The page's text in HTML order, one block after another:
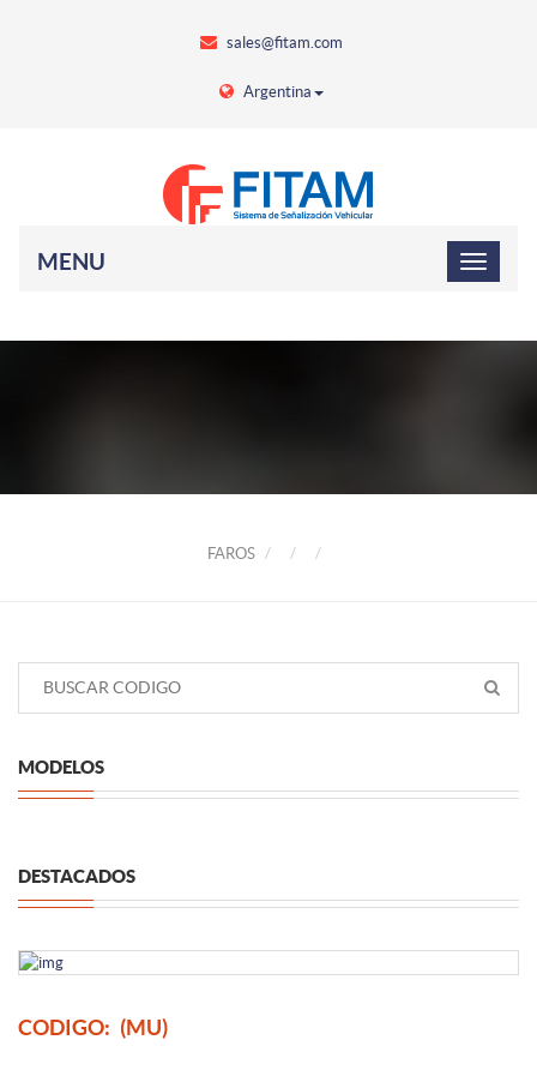
sales@fitam.com
Argentina
MENU
FAROS
MODELOS
DESTACADOS
CODIGO: (MU)